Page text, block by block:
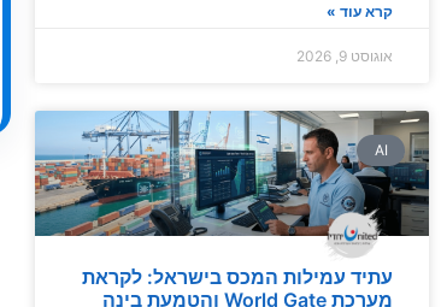
קרא עוד »
אוגוסט 9, 2026
AI
עתיד עמילות המכס בישראל: לקראת
מערכת World Gate והטמעת בינה